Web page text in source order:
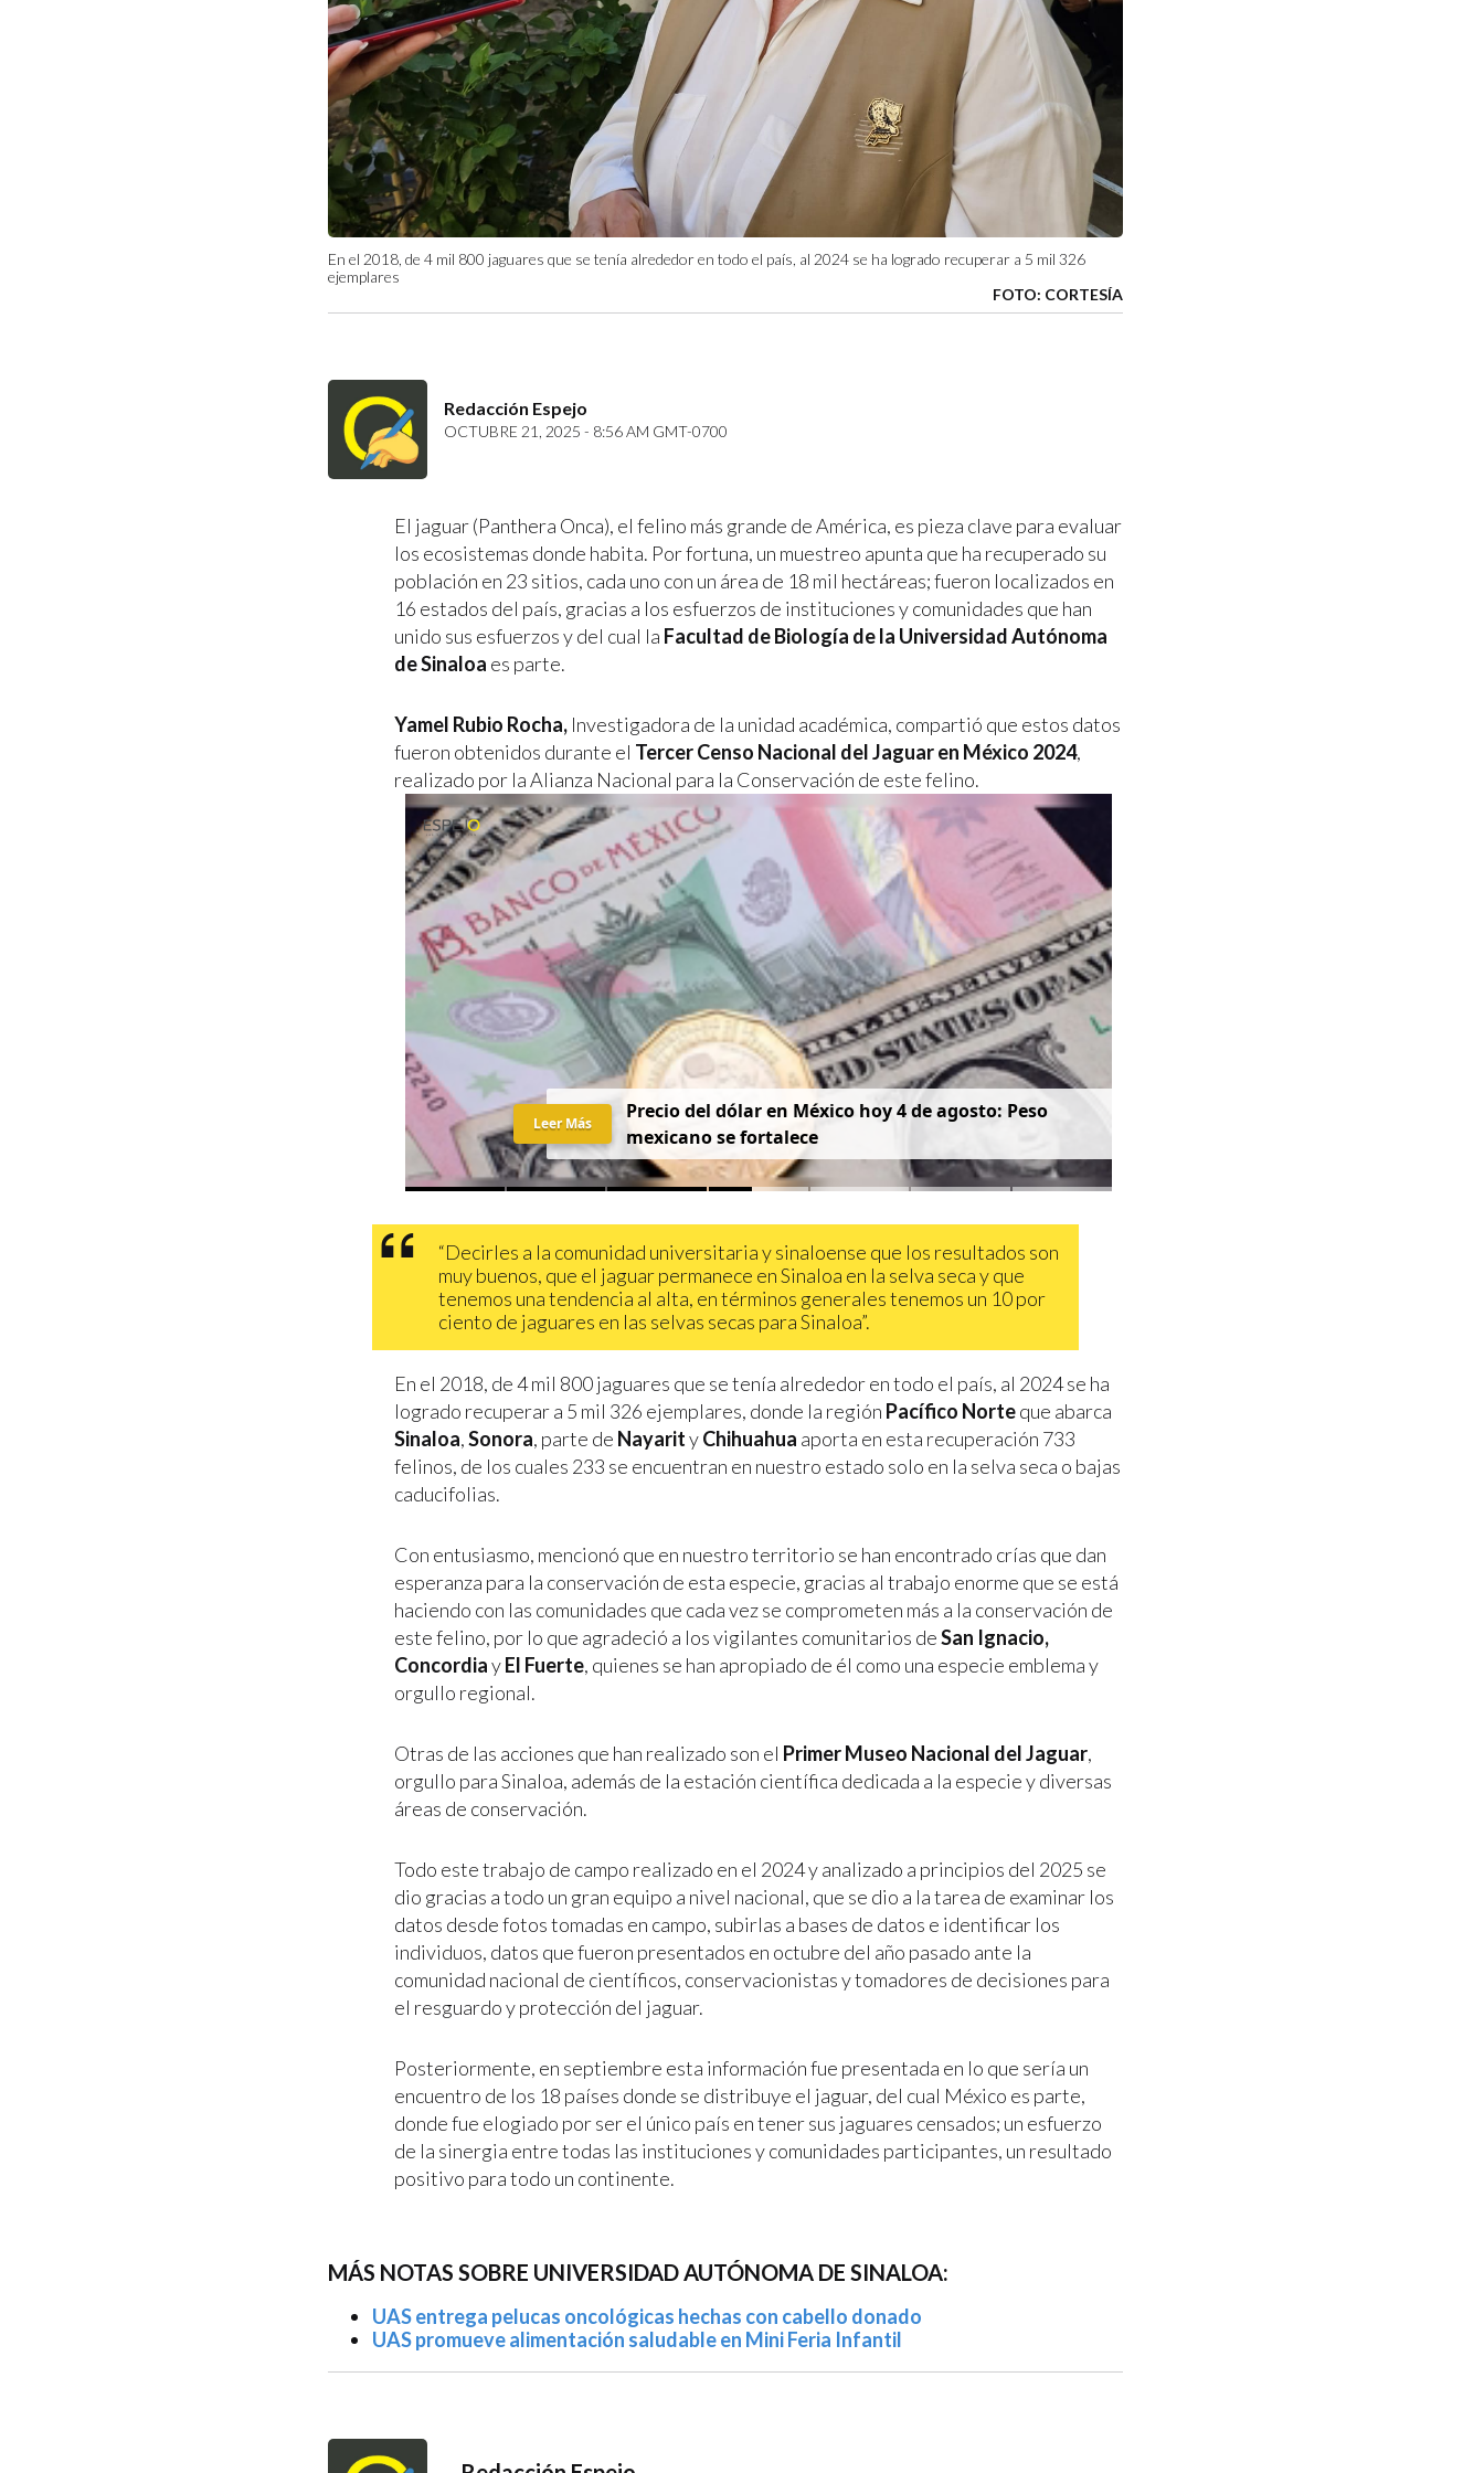
En el 2018, de 4 mil 800 jaguares que se tenía alrededor en todo el país, al 2024 se ha logrado recuperar a 5 mil 326
ejemplares
FOTO: CORTESÍA
Redacción Espejo
OCTUBRE 21, 2025 - 8:56 AM GMT-0700
El jaguar (Panthera Onca), el felino más grande de América, es pieza clave para evaluar
los ecosistemas donde habita. Por fortuna, un muestreo apunta que ha recuperado su
población en 23 sitios, cada uno con un área de 18 mil hectáreas; fueron localizados en
16 estados del país, gracias a los esfuerzos de instituciones y comunidades que han
unido sus esfuerzos y del cual la Facultad de Biología de la Universidad Autónoma
de Sinaloa es parte.
Yamel Rubio Rocha, Investigadora de la unidad académica, compartió que estos datos
fueron obtenidos durante el Tercer Censo Nacional del Jaguar en México 2024,
realizado por la Alianza Nacional para la Conservación de este felino.
Precio del dólar en México hoy 4 de agosto: Peso
mexicano se fortalece
Leer Más
“Decirles a la comunidad universitaria y sinaloense que los resultados son
muy buenos, que el jaguar permanece en Sinaloa en la selva seca y que
tenemos una tendencia al alta, en términos generales tenemos un 10 por
ciento de jaguares en las selvas secas para Sinaloa”.
En el 2018, de 4 mil 800 jaguares que se tenía alrededor en todo el país, al 2024 se ha
logrado recuperar a 5 mil 326 ejemplares, donde la región Pacífico Norteque abarca
Sinaloa,Sonora, parte de NayarityChihuahua aporta en esta recuperación 733
felinos, de los cuales 233 se encuentran en nuestro estado solo en la selva seca o bajas
caducifolias.
Con entusiasmo, mencionó que en nuestro territorio se han encontrado crías que dan
esperanza para la conservación de esta especie, gracias al trabajo enorme que se está
haciendo con las comunidades que cada vez se comprometen más a la conservación de
este felino, por lo que agradeció a los vigilantes comunitarios deSan Ignacio,
ConcordiayEl Fuerte, quienes se han apropiado de él como una especie emblema y
orgullo regional.
Otras de las acciones que han realizado son el Primer Museo Nacional del Jaguar,
orgullo para Sinaloa, además de la estación científica dedicada a la especie y diversas
áreas de conservación.
Todo este trabajo de campo realizado en el 2024 y analizado a principios del 2025 se
dio gracias a todo un gran equipo a nivel nacional, que se dio a la tarea de examinar los
datos desde fotos tomadas en campo, subirlas a bases de datos e identificar los
individuos, datos que fueron presentados en octubre del año pasado ante la
comunidad nacional de científicos, conservacionistas y tomadores de decisiones para
el resguardo y protección del jaguar.
Posteriormente, en septiembre esta información fue presentada en lo que sería un
encuentro de los 18 países donde se distribuye el jaguar, del cual México es parte,
donde fue elogiado por ser el único país en tener sus jaguares censados; un esfuerzo
de la sinergia entre todas las instituciones y comunidades participantes, un resultado
positivo para todo un continente.
MÁS NOTAS SOBRE UNIVERSIDAD AUTÓNOMA DE SINALOA:
UAS entrega pelucas oncológicas hechas con cabello donado
UAS promueve alimentación saludable en Mini Feria Infantil